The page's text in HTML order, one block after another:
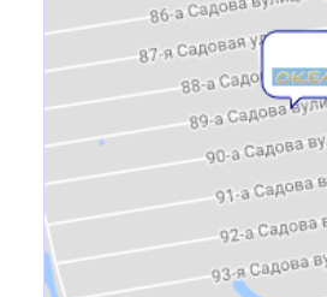
Ссылка для мобильных устройств